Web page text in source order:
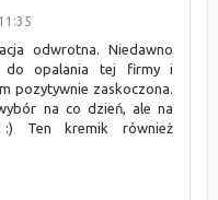
odwrotna. Niedawno
do opalania tej firmy i
pozytywnie zaskoczona.
na co dzień, ale na
Ten kremik również